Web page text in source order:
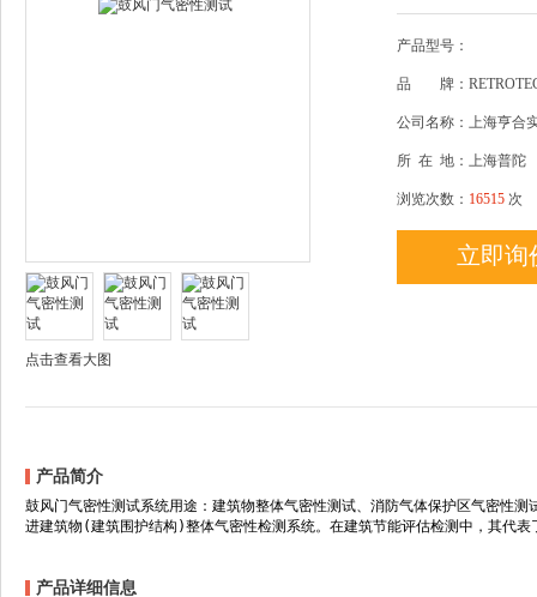
点击查看大图
产品型号：
品 牌：
公司名称：上海亨合
所 在 地：上海普陀
浏览次数： 16515 次
立即询
产品简介
鼓风门气密性测试系统用途：建筑物整体气密性测试、消防气体保护区气密性
进建筑物(建筑围护结构)整体气密性检测系统。在建筑节能评估检测中，其代表
产品详细信息